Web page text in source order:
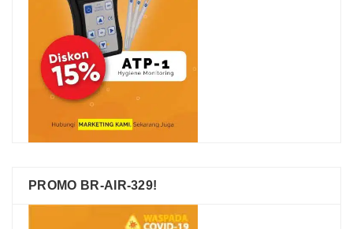
PROMO BR-AIR-329!